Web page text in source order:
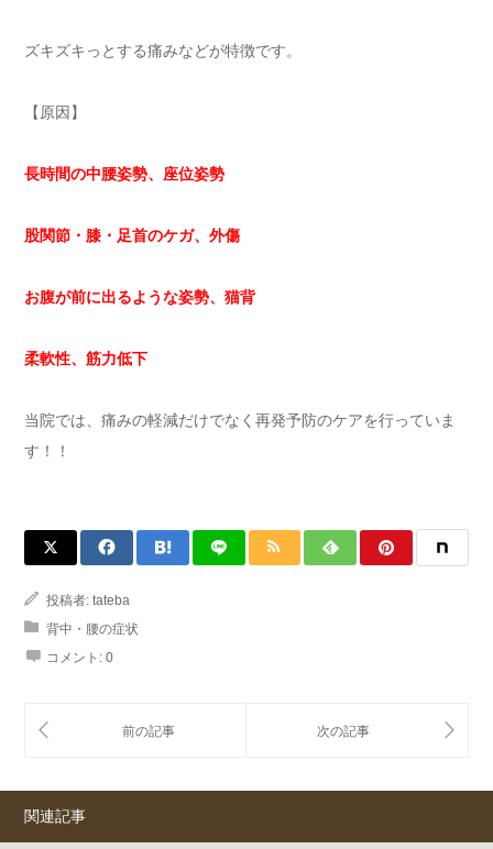
ズキズキっとする痛みなどが特徴です。
【原因】
長時間の中腰姿勢、座位姿勢
股関節・膝・足首のケガ、外傷
お腹が前に出るような姿勢、猫背
柔軟性、筋力低下
当院では、痛みの軽減だけでなく再発予防のケアを行っていま
す！！
投稿者: tateba
背中・腰の症状
コメント: 0
関連記事